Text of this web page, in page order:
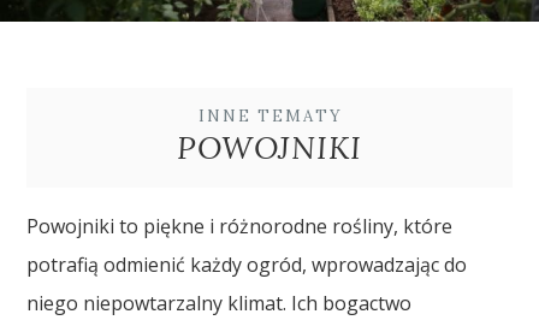
INNE TEMATY
POWOJNIKI
Powojniki to piękne i różnorodne rośliny, które
potrafią odmienić każdy ogród, wprowadzając do
niego niepowtarzalny klimat. Ich bogactwo